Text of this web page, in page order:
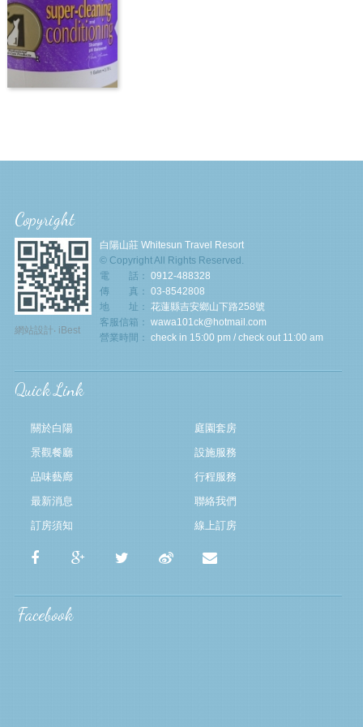
Copyright
網站設計‧ iBest
白陽山莊 Whitesun Travel Resort
© Copyright All Rights Reserved.
電 話： 0912-488328
傳 真： 03-8542808
地 址： 花蓮縣吉安鄉山下路258號
客服信箱： wawa101ck@hotmail.com
營業時間： check in 15:00 pm / check out 11:00 am
Quick Link
關於白陽
庭園套房
景觀餐廳
設施服務
品味藝廊
行程服務
最新消息
聯絡我們
訂房須知
線上訂房
Facebook